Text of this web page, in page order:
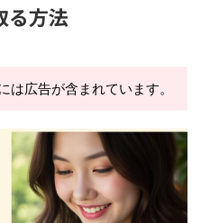
る方法
は広告が含まれています。